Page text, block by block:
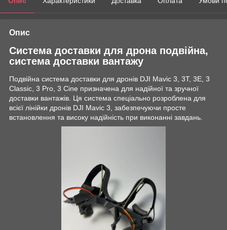
Опис
Система доставки для дрона подвійна,
система доставки вантажу
Подвійна система доставки для дронів DJI Mavic 3, 3T, 3E, 3
Classic, 3 Pro, 3 Cine призначена для надійної та зручної
доставки вантажів. Ця система спеціально розроблена для
всієї лінійки дронів DJI Mavic 3, забезпечуючи просте
встановлення та високу надійність при виконанні завдань.